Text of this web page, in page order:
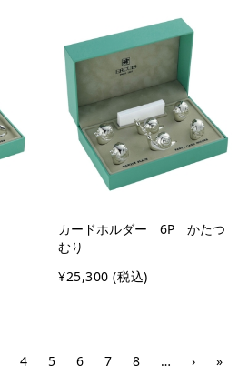
カードホルダー 6P かたつ
むり
¥25,300 (税込)
4 5 6 7 8 … › »